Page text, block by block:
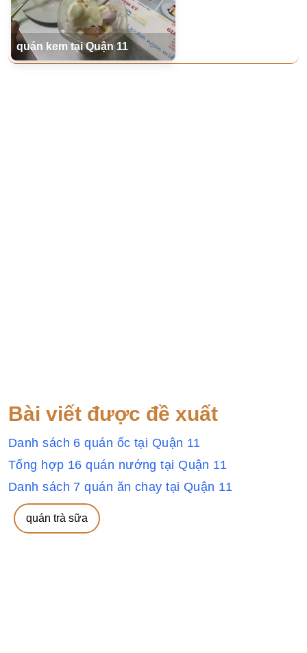
quán kem tại Quận 11
Bài viết được đề xuất
Danh sách 6 quán ốc tại Quận 11
Tổng hợp 16 quán nướng tại Quận 11
Danh sách 7 quán ăn chay tại Quận 11
quán trà sữa